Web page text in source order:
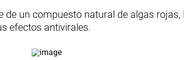
de un compuesto natural de algas
efectos antivirales.